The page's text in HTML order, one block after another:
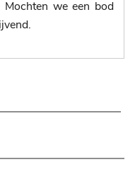
Mochten we een bod